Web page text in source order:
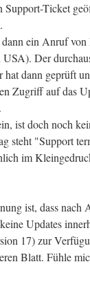
Support-Ticket
ein Anruf
Der
hat dann geprüft
Zugriff auf das
ist doch noch
steht "Support
im
ist, dass nach
Updates
17) zur
Blatt. Fühle